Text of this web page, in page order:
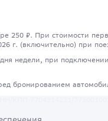
250 ₽. При стоимости
г. (включительно) при
недели, при
бронированием
КПП 7704314221/